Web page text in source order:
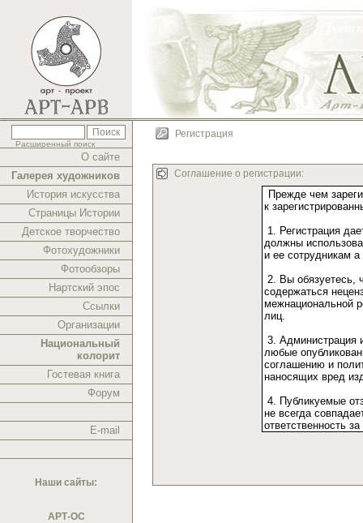
Расширенный поиск
О сайте
Галерея художников
История искусства
Страницы Истории
Детское творчество
Фотохудожники
Фотообзоры
Нартский эпос
Ссылки
Организации
Национальный
колорит
Гостевая книга
Форум
E-mail
Наши сайты:
АРТ-ОС
Регистрация
Соглашение о регистрации: